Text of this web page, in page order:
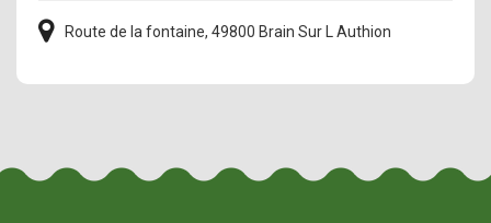
Route de la fontaine, 49800 Brain Sur L Authion